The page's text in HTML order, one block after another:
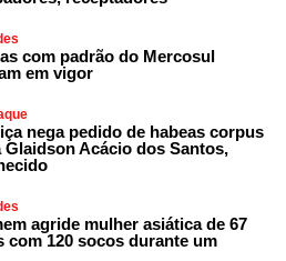
com padrão do Mercosul
em vigor
nega pedido de habeas corpus
Glaidson Acácio dos Santos,
agride mulher asiática de 67
com 120 socos durante um